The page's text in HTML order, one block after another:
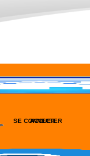
ACCUEIL
SE CONNECTER